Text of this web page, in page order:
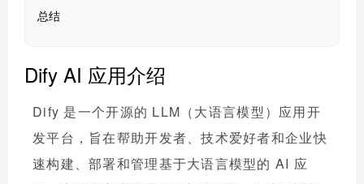
总结
Dify AI 应用介绍
Dify 是一个开源的 LLM（大语言模型）应用开
发平台，旨在帮助开发者、技术爱好者和企业快
速构建、部署和管理基于大语言模型的 AI 应